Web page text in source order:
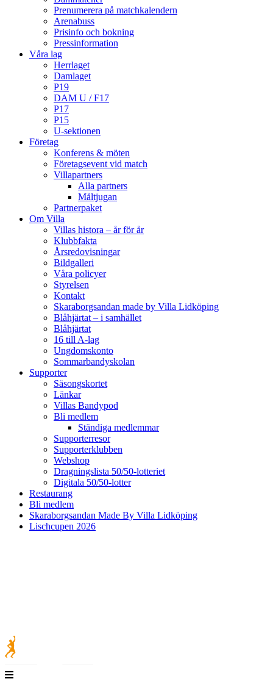
Prenumerera på matchkalendern
Arenabuss
Prisinfo och bokning
Pressinformation
Våra lag
Herrlaget
Damlaget
P19
DAM U / F17
P17
P15
U-sektionen
Företag
Konferens & möten
Företagsevent vid match
Villapartners
Alla partners
Måltjugan
Partnerpaket
Om Villa
Villas histora – år för år
Klubbfakta
Årsredovisningar
Bildgalleri
Våra policyer
Styrelsen
Kontakt
Skaraborgsandan made by Villa Lidköping
Blåhjärtat – i samhället
Blåhjärtat
16 till A-lag
Ungdomskonto
Sommarbandyskolan
Supporter
Säsongskortet
Länkar
Villas Bandypod
Bli medlem
Ständiga medlemmar
Supporterresor
Supporterklubben
Webshop
Dragningslista 50/50-lotteriet
Digitala 50/50-lotter
Restaurang
Bli medlem
Skaraborgsandan Made By Villa Lidköping
Lischcupen 2026